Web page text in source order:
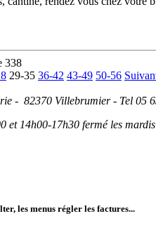
338
29-35 36-42 43-49 50-56
- 82370 Villebrumier - Tel 05
et 14h00-17h30 fermé les
les menus régler les factures...